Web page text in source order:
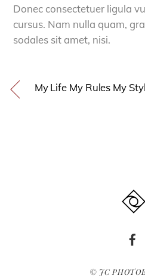
Donec consectetuer ligula
cursus. Nam nulla quam,
sodales sit amet, nisi.
My Life My Rules My
© JC